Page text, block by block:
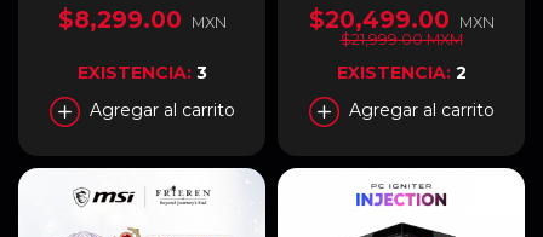
AMD X870 | DDR5 (HASTA
256GB) | HDMI / USB-C |
BLANCO | TUF GAMING
X870-PRO WIFI7 W NEO
$8,299.00 MXN
EXISTENCIA: 3
Agregar al carrito
FREESYNC | 165HZ | HDMI |
DISPLAYPORT | NEGRO |
MAG 322UP QD-OLED E16
$20,499.00
MXN
$21,999.00 MXM
EXISTENCIA: 2
Agregar al carrito